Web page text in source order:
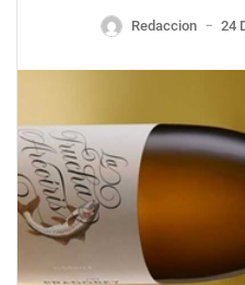
Redaccion — 24